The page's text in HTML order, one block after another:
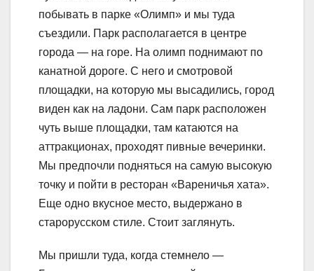
побывать в парке «Олимп» и мы туда
съездили. Парк располагается в центре
города — на горе. На олимп поднимают по
канатной дороге. С него и смотровой
площадки, на которую мы высадились, город
виден как на ладони. Сам парк расположен
чуть выше площадки, там катаются на
аттракционах, проходят пивные вечеринки.
Мы предпочли подняться на самую высокую
точку и пойти в ресторан «Вареничья хата».
Еще одно вкусное место, выдержано в
старорусском стиле. Стоит заглянуть.
Мы пришли туда, когда стемнело —